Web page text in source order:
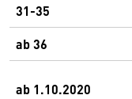
31-35
ab 36
ab 1.10.2020